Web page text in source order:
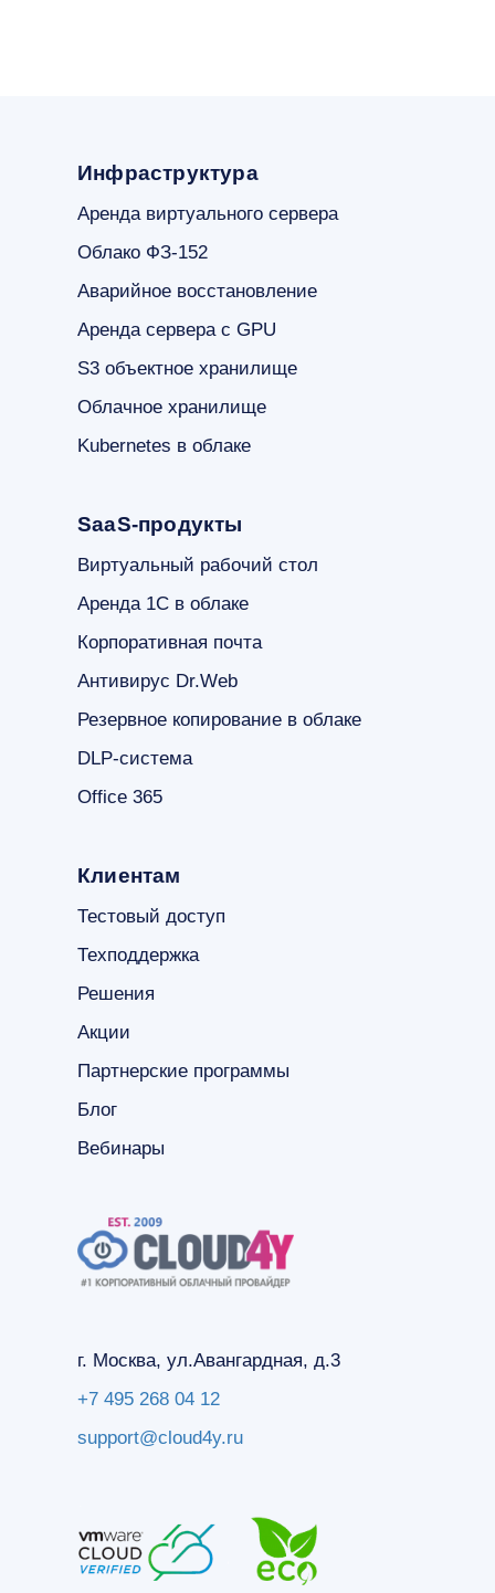
Инфраструктура
Аренда виртуального сервера
Облако ФЗ-152
Аварийное восстановление
Аренда сервера с GPU
S3 объектное хранилище
Облачное хранилище
Kubernetes в облаке
SaaS-продукты
Виртуальный рабочий стол
Аренда 1С в облаке
Корпоративная почта
Антивирус Dr.Web
Резервное копирование в облаке
DLP-система
Office 365
Клиентам
Тестовый доступ
Техподдержка
Решения
Акции
Партнерские программы
Блог
Вебинары
г. Москва, ул.Авангардная, д.3
+7 495 268 04 12
support@cloud4y.ru